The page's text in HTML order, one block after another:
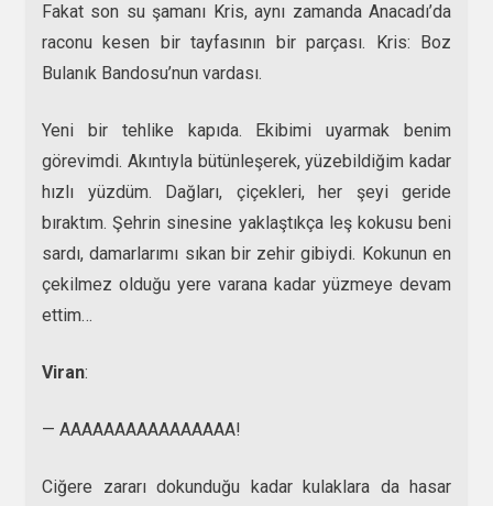
Fakat son su şamanı Kris, aynı zamanda Anacadı’da
raconu kesen bir tayfasının bir parçası. Kris: Boz
Bulanık Bandosu’nun vardası.
Yeni bir tehlike kapıda. Ekibimi uyarmak benim
görevimdi. Akıntıyla bütünleşerek, yüzebildiğim kadar
hızlı yüzdüm. Dağları, çiçekleri, her şeyi geride
bıraktım. Şehrin sinesine yaklaştıkça leş kokusu beni
sardı, damarlarımı sıkan bir zehir gibiydi. Kokunun en
çekilmez olduğu yere varana kadar yüzmeye devam
ettim…
Viran:
— AAAAAAAAAAAAAAAA!
Ciğere zararı dokunduğu kadar kulaklara da hasar